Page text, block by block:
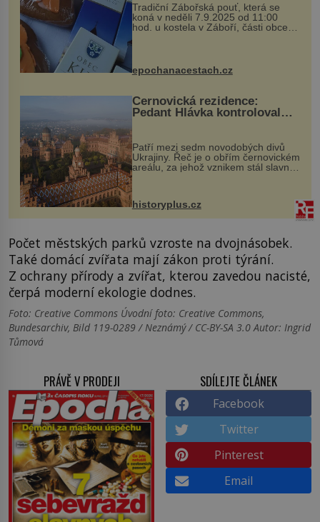
Tradiční Zábořská pouť, která se
koná v neděli 7.9.2025 od 11:00
hod. u kostela v Záboří, části obce
Kly u Mělníka. V programu naleznete
komentovanou prohlídku kostela,
epochanacestach.cz
Černovická rezidence:
Pedant Hlávka kontroloval
Patří mezi sedm novodobých divů
Ukrajiny. Řeč je o obřím černovickém
areálu, za jehož vznikem stál slavný
český architekt Josef Hlávka. Ten si
na něm dal mimořádně záležet. Jeho
stavební plány by při ...
historyplus.cz
Počet městských parků vzroste na dvojnásobek.
Také domácí zvířata mají zákon proti týrání.
Z ochrany přírody a zvířat, kterou zavedou nacisté,
čerpá moderní ekologie dodnes.
Foto: Creative Commons Úvodní foto: Creative Commons,
Bundesarchiv, Bild 119-0289 / Neznámý / CC-BY-SA 3.0 Autor: Ingrid
Tůmová
PRÁVĚ V PRODEJI SDÍLEJTE ČLÁNEK
Facebook
Twitter
Pinterest
Email